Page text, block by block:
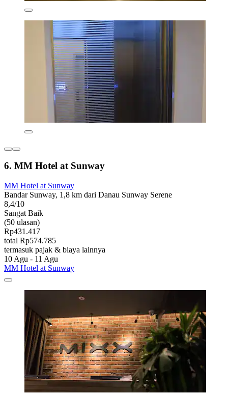
6. MM Hotel at Sunway
MM Hotel at Sunway
Bandar Sunway, 1,8 km dari Danau Sunway Serene
8,4/10
Sangat Baik
(50 ulasan)
Rp431.417
total Rp574.785
termasuk pajak & biaya lainnya
10 Agu - 11 Agu
MM Hotel at Sunway